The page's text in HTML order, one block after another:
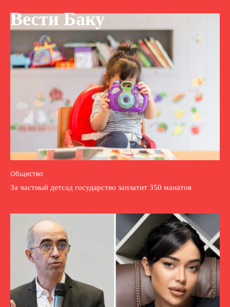
Вести Баку
Общество
За частный детсад государство заплатит 350 манатов